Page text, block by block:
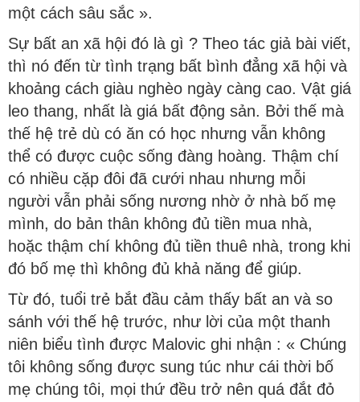
một cách sâu sắc ».
Sự bất an xã hội đó là gì ? Theo tác giả bài viết,
thì nó đến từ tình trạng bất bình đẳng xã hội và
khoảng cách giàu nghèo ngày càng cao. Vật giá
leo thang, nhất là giá bất động sản. Bởi thế mà
thế hệ trẻ dù có ăn có học nhưng vẫn không
thể có được cuộc sống đàng hoàng. Thậm chí
có nhiều cặp đôi đã cưới nhau nhưng mỗi
người vẫn phải sống nương nhờ ở nhà bố mẹ
mình, do bản thân không đủ tiền mua nhà,
hoặc thậm chí không đủ tiền thuê nhà, trong khi
đó bố mẹ thì không đủ khả năng để giúp.
Từ đó, tuổi trẻ bắt đầu cảm thấy bất an và so
sánh với thế hệ trước, như lời của một thanh
niên biểu tình được Malovic ghi nhận : « Chúng
tôi không sống được sung túc như cái thời bố
mẹ chúng tôi, mọi thứ đều trở nên quá đắt đỏ